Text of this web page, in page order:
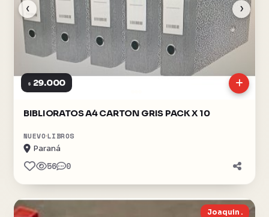
‹ ›
$ 29.000
BIBLIORATOS A4 CARTON GRIS PACK X 10
NUEVO LIBROS
Paraná
56 0
Joaquin .